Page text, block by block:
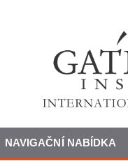
NAVIGAČNÍ NABÍDKA